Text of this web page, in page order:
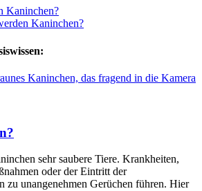
Kaninchen?
Kaninchen?
sehr saubere Tiere. Krankheiten,
oder der Eintritt der
zu unangenehmen Gerüchen führen. Hier